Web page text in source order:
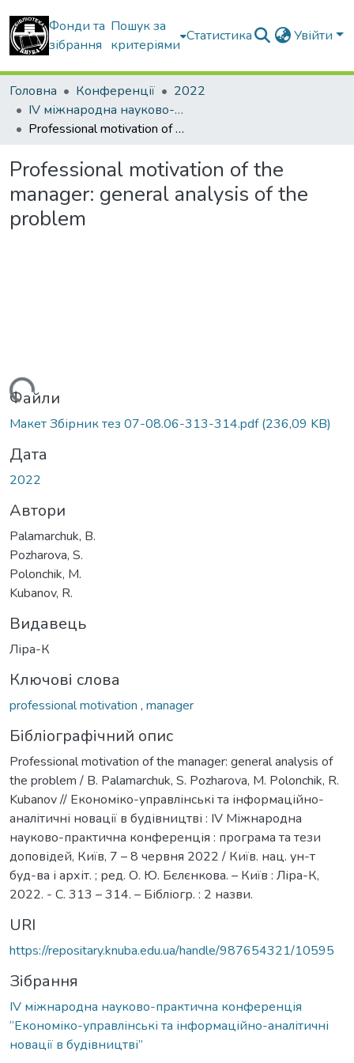
Фонди та
зібрання
Пошук за
критеріями
Статистика Увійти
Головна Конференції
2022
IV міжнародна науково-практична конференція “Економіко-управлінські та інформаційно-аналітичні новації в будівництві”
Professional motivation of the manager: general analysis of the problem
Professional motivation of the
manager: general analysis of the
problem
Файли
Макет Збірник тез 07-08.06-313-314.pdf(236,09 KB)
Дата
2022
Автори
Palamarchuk, B.
Pozharova, S.
Polonchik, M.
Kubanov, R.
Видавець
Ліра-К
Ключові слова
professional motivation , manager
Бібліографічний опис
Professional motivation of the manager: general analysis of
the problem / B. Palamarchuk, S. Pozharova, M. Polonchik, R.
Kubanov // Економіко-управлінські та інформаційно-
аналітичні новації в будівництві : IV Міжнародна
науково-практична конференція : програма та тези
доповідей, Київ, 7 – 8 червня 2022 / Київ. нац. ун-т
буд-ва і архіт. ; ред. О. Ю. Бєлєнкова. – Київ : Ліра-К,
2022. - С. 313 – 314. – Бібліогр. : 2 назви.
URI
https://repositary.knuba.edu.ua/handle/987654321/10595
Зібрання
IV міжнародна науково-практична конференція
“Економіко-управлінські та інформаційно-аналітичні
новації в будівництві”